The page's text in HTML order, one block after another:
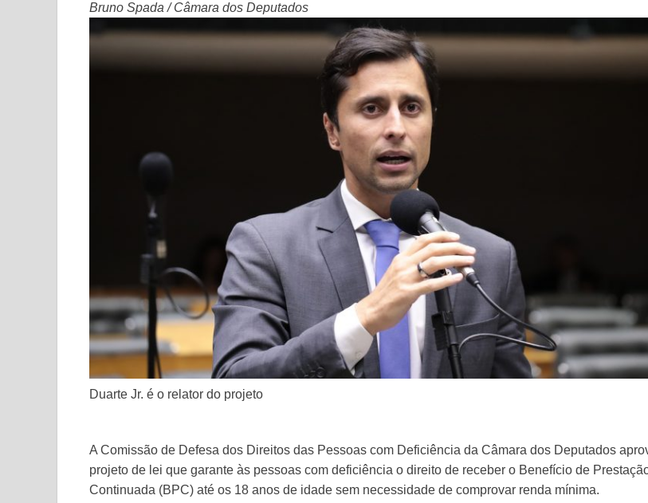
Bruno Spada / Câmara dos Deputados
Duarte Jr. é o relator do projeto
A Comissão de Defesa dos Direitos das Pessoas com Deficiência da Câmara dos Deputados
projeto de lei que garante às pessoas com deficiência o direito de receber o Benefício de
Continuada (BPC) até os 18 anos de idade sem necessidade de comprovar renda mínima.